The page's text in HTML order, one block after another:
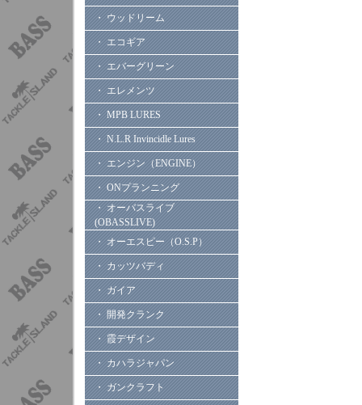
・ ウッドリーム
・ エコギア
・ エバーグリーン
・ エレメンツ
・ MPB LURES
・ N.L.R Invincidle Lures
・ エンジン（ENGINE）
・ ONプランニング
・ オーバスライブ
(OBASSLIVE)
・ オーエスピー（O.S.P）
・ カッツバディ
・ ガイア
・ 開発クランク
・ 霞デザイン
・ カハラジャパン
・ ガンクラフト